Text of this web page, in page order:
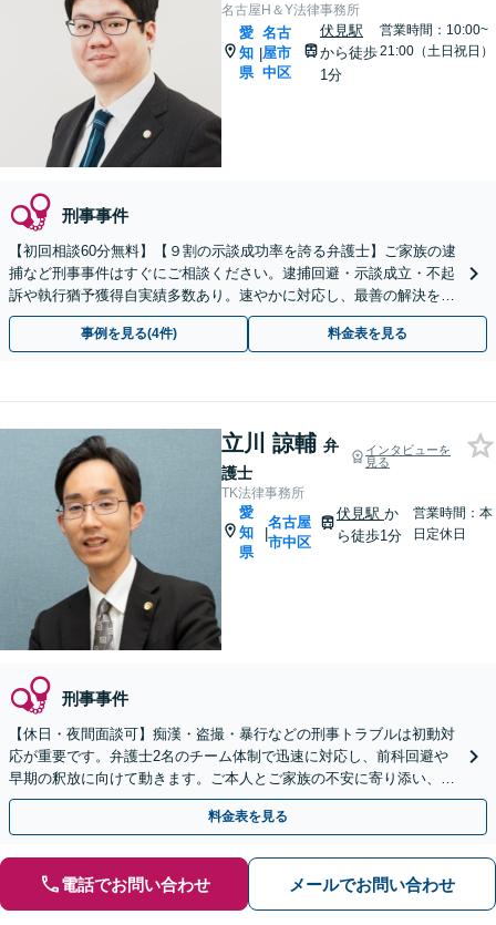
名古屋H＆Y法律事務所
愛
知
県
|
名古
屋市
中区
伏見駅
から徒歩
1分
営業時間：10:00~
21:00（土日祝日）
刑事事件
【初回相談60分無料】【９割の示談成功率を誇る弁護士】ご家族の逮
捕など刑事事件はすぐにご相談ください。逮捕回避・示談成立・不起
訴や執行猶予獲得自実績多数あり。速やかに対応し、最善の解決を目
指します。【当日・夜間や土日祝対応可】【伏見駅１分】
事例を見る(4件) 料金表を見る
立川 諒輔 弁
護士
インタビューを
見る
TK法律事務所
愛
知
県
|
名古屋
市中区
伏見駅 か
ら徒歩1分
営業時間：本
日定休日
刑事事件
【休日・夜間面談可】痴漢・盗撮・暴行などの刑事トラブルは初動対
応が重要です。弁護士2名のチーム体制で迅速に対応し、前科回避や
早期の釈放に向けて動きます。ご本人とご家族の不安に寄り添い、再
出発を支えます。
料金表を見る
電話でお問い合わせ メールでお問い合わせ